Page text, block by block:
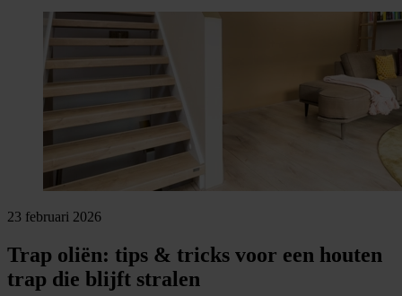
23 februari 2026
Trap oliën: tips & tricks voor een houten
trap die blijft stralen